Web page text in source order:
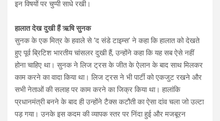
इन विषयों पर चुप्पी साधे रखी।
हालात देख दुखी हैं ऋषि सुनक
सुनक के एक मित्र के हवाले से ‘द संडे टाइम्स’ ने कहा कि हालात को देखते
हुए पूर्व ब्रिटिश भारतीय चांसलर दुखी हैं, उन्होंने कहा कि यह सब ऐसे नहीं
होना चाहिए था। सुनक ने लिज ट्रस के जीत के ऐलान के बाद साथ मिलकर
काम करने का वादा किया था। लिज ट्रस ने भी पार्टी को एकजुट रखने और
सभी नेताओं की सलाह पर काम करने का जिक्र किया था। हालांकि
प्रधानमंत्री बनने के बाद ही उन्होंने टैक्स कटौती का ऐसा दांव चला जो उल्टा
पड़ गया। उनके इस कदम की व्यापक स्तर पर निंदा हुई और मजबूरन